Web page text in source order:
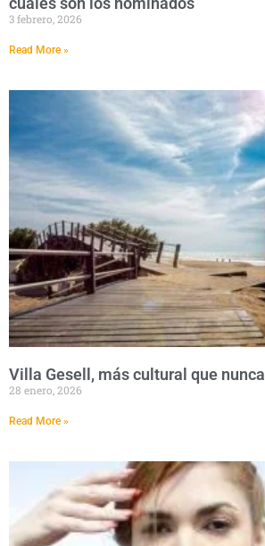
3 febrero, 2026
Read More »
Villa Gesell, más cultural que nunca
28 enero, 2026
Read More »